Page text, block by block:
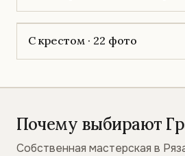
С крестом · 22 фото
Почему выбирают
Собственная мастерская в